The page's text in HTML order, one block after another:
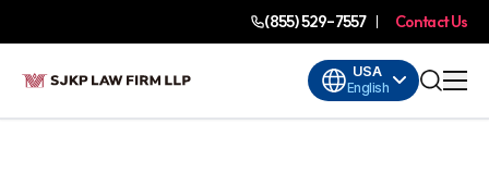
(855) 529-7557 Contact Us
USA
English